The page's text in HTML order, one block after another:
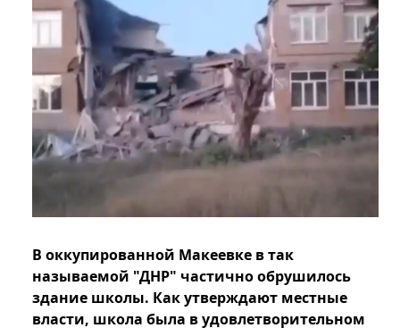
В оккупированной Макеевке в так
называемой "ДНР" частично обрушилось
здание школы. Как утверждают местные
власти, школа была в удовлетворительном